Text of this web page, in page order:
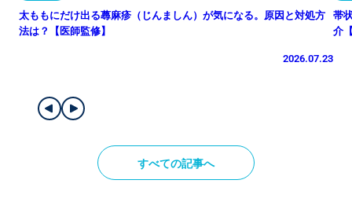
太ももにだけ出る蕁麻疹（じんましん）が気になる。原因と対処方
法は？【医師監修】
2026.07.23
帯
介
すべての記事へ